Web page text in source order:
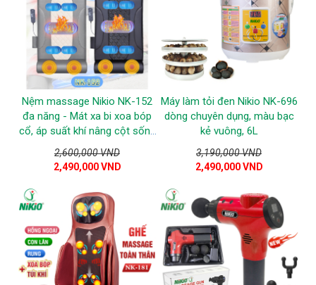
Nệm massage Nikio NK-152
đa năng - Mát xa bi xoa bóp
cổ, áp suất khí nâng cột sống
2,600,000 VND
2,490,000 VND
Máy làm tỏi đen Nikio NK-696
dòng chuyên dụng, màu bạc
kẻ vuông, 6L
3,190,000 VND
2,490,000 VND